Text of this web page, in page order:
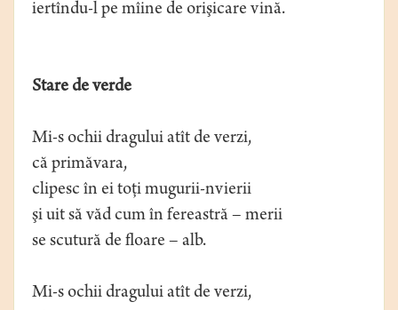
iertîndu-l pe mîine de orişicare vină.
Stare de verde
Mi-s ochii dragului atît de verzi,
că primăvara,
clipesc în ei toţi mugurii-nvierii
şi uit să văd cum în fereastră – merii
se scutură de floare – alb.
Mi-s ochii dragului atît de verzi,